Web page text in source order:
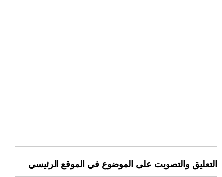
التعليق والتصويت على الموضوع في الموقع الرئيسي